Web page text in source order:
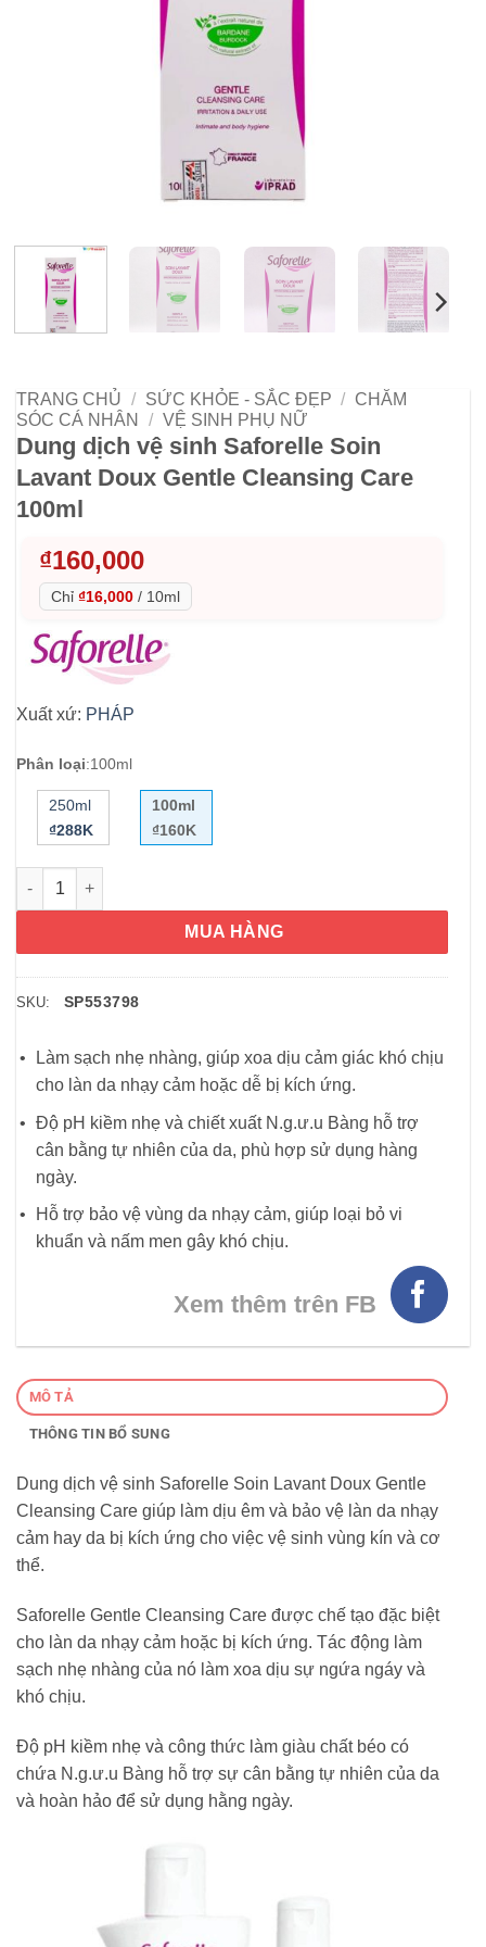
TRANG CHỦ / SỨC KHỎE - SẮC ĐẸP / CHĂM
SÓC CÁ NHÂN
/ VỆ SINH PHỤ NỮ
Dung dịch vệ sinh Saforelle Soin
Lavant Doux Gentle Cleansing Care
100ml
₫160,000
Chỉ ₫16,000 / 10ml
Xuất xứ: PHÁP
Phân loại:100ml
250ml
₫288K
100ml
₫160K
Dung dịch vệ sinh Saforelle Soin Lavant Doux Gentle
MUA HÀNG
SKU: SP553798
Làm sạch nhẹ nhàng, giúp xoa dịu cảm giác khó chịu
cho làn da nhạy cảm hoặc dễ bị kích ứng.
Độ pH kiềm nhẹ và chiết xuất N.g.ư.u Bàng hỗ trợ
cân bằng tự nhiên của da, phù hợp sử dụng hàng
ngày.
Hỗ trợ bảo vệ vùng da nhạy cảm, giúp loại bỏ vi
khuẩn và nấm men gây khó chịu.
Xem thêm trên FB
MÔ TẢ
THÔNG TIN BỔ SUNG
Dung dịch vệ sinh Saforelle Soin Lavant Doux Gentle
Cleansing Care giúp làm dịu êm và bảo vệ làn da nhạy
cảm hay da bị kích ứng cho việc vệ sinh vùng kín và cơ
thể.
Saforelle Gentle Cleansing Care được chế tạo đặc biệt
cho làn da nhạy cảm hoặc bị kích ứng. Tác động làm
sạch nhẹ nhàng của nó làm xoa dịu sự ngứa ngáy và
khó chịu.
Độ pH kiềm nhẹ và công thức làm giàu chất béo có
chứa N.g.ư.u Bàng hỗ trợ sự cân bằng tự nhiên của da
và hoàn hảo để sử dụng hằng ngày.